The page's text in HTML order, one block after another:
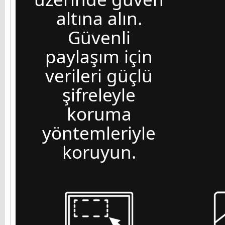
altına alın.
Güvenli
paylaşım için
verileri güçlü
şifreleyle
koruma
yöntemleriyle
koruyun.